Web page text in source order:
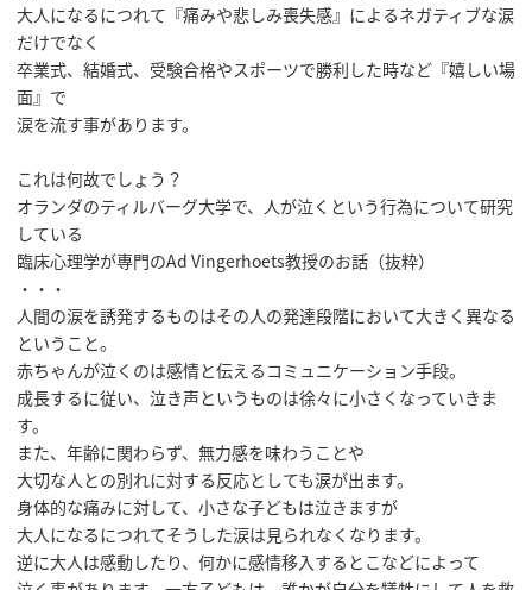
大人になるにつれて『痛みや悲しみ喪失感』によるネガティブな涙
だけでなく
卒業式、結婚式、受験合格やスポーツで勝利した時など『嬉しい場
面』で
涙を流す事があります。
これは何故でしょう？
オランダのティルバーグ大学で、人が泣くという行為について研究
している
臨床心理学が専門のAd Vingerhoets教授のお話（抜粋）
・・・
人間の涙を誘発するものはその人の発達段階において大きく異なる
ということ。
赤ちゃんが泣くのは感情と伝えるコミュニケーション手段。
成長するに従い、泣き声というものは徐々に小さくなっていきま
す。
また、年齢に関わらず、無力感を味わうことや
大切な人との別れに対する反応としても涙が出ます。
身体的な痛みに対して、小さな子どもは泣きますが
大人になるにつれてそうした涙は見られなくなります。
逆に大人は感動したり、何かに感情移入するとこなどによって